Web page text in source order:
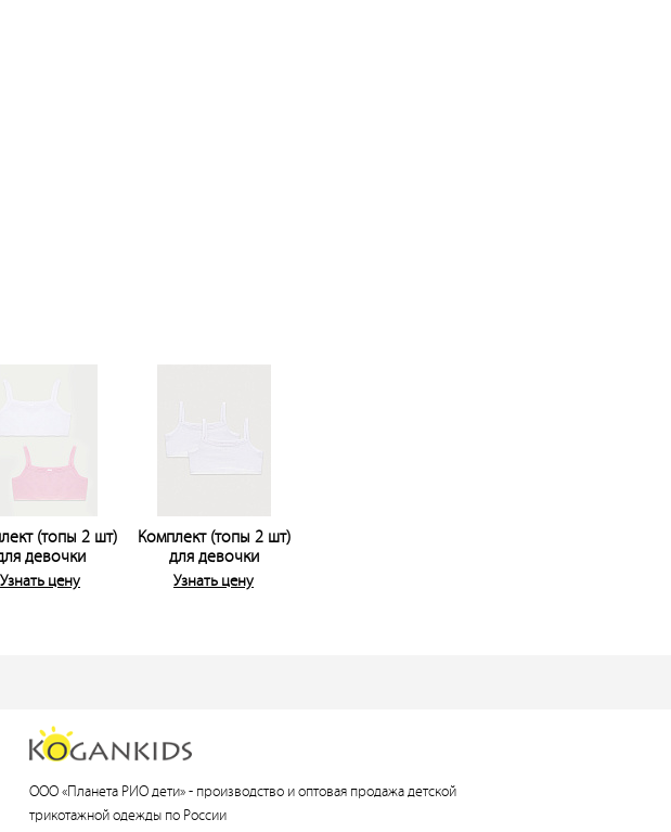
(топы 2 шт)
девочки
Узнать цену
Комплект (топы 2 шт)
для девочки
Узнать цену
ООО «Планета РИО дети» - производство и оптовая продажа детской
трикотажной одежды по России